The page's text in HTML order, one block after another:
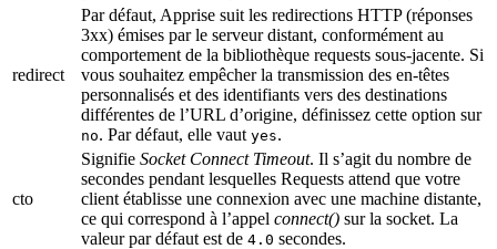
redirect
Par défaut, Apprise suit les redirections HTTP (réponses
3xx) émises par le serveur distant, conformément au
comportement de la bibliothèque requests sous-jacente. Si
vous souhaitez empêcher la transmission des en-têtes
personnalisés et des identifiants vers des destinations
différentes de l’URL d’origine, définissez cette option sur
no. Par défaut, elle vaut yes.
cto
Signifie Socket Connect Timeout. Il s’agit du nombre de
secondes pendant lesquelles Requests attend que votre
client établisse une connexion avec une machine distante,
ce qui correspond à l’appel connect() sur la socket. La
valeur par défaut est de 4.0 secondes.